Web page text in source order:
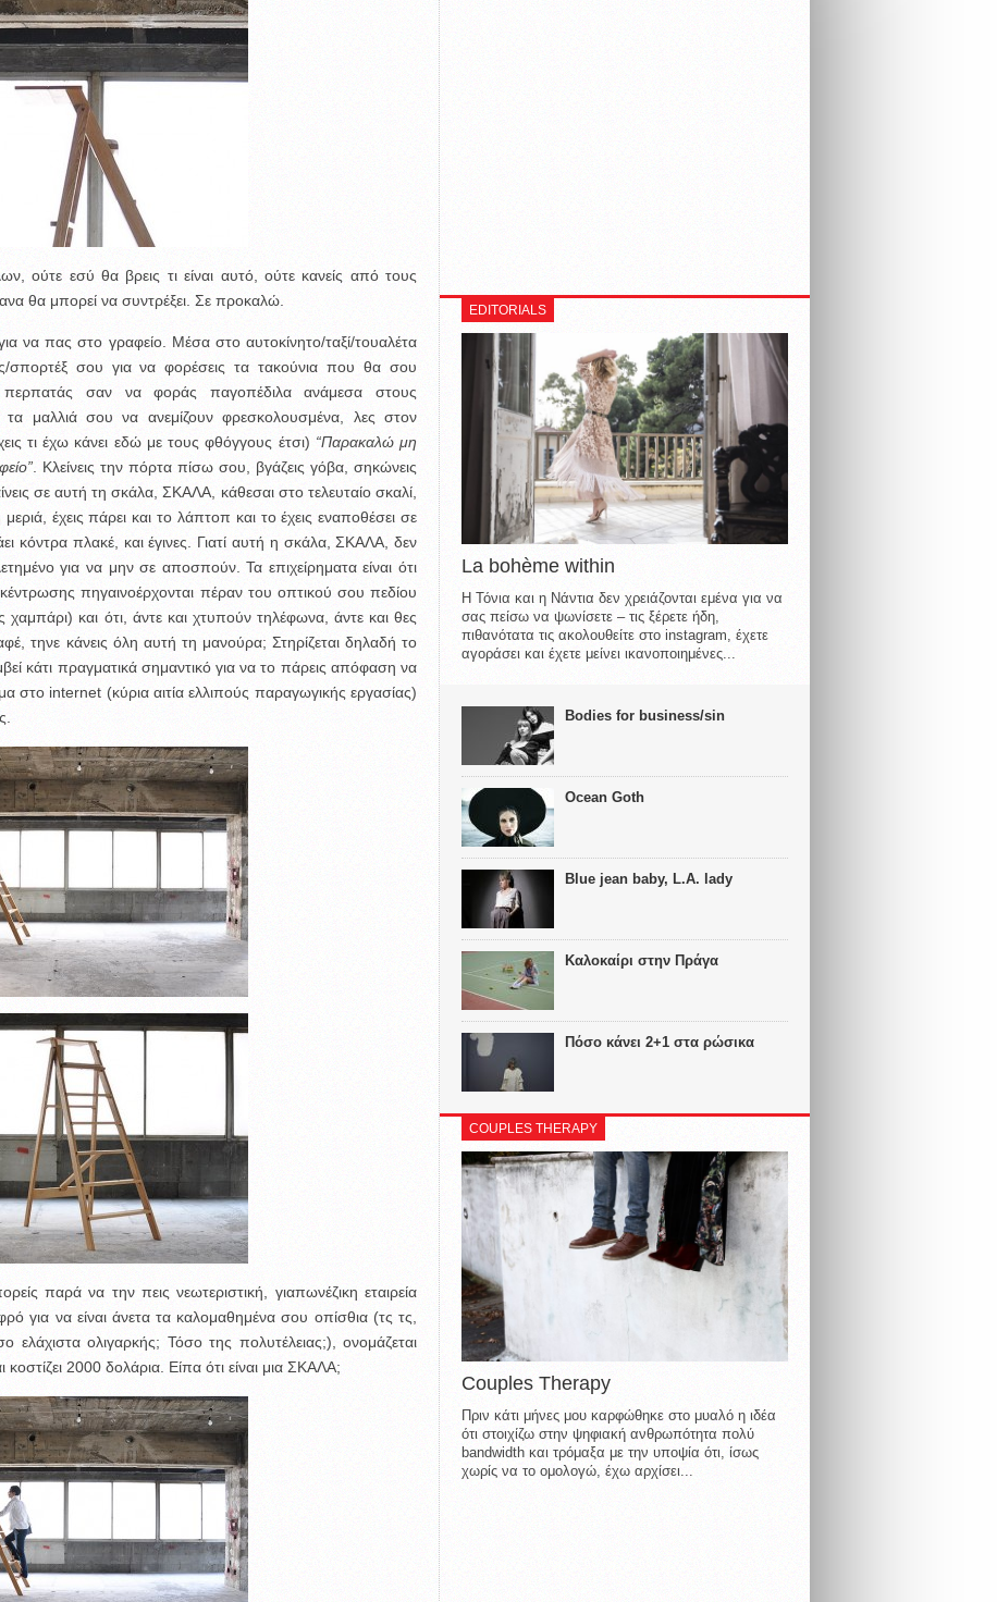
ούτε εσύ θα βρεις τι είναι αυτό, ούτε κανείς από τους
θα μπορεί να συντρέξει. Σε προκαλώ.
να πας στο γραφείο. Μέσα στο αυτοκίνητο/ταξί/τουαλέτα
σπορτέξ σου για να φορέσεις τα τακούνια που θα σου
σαν να φοράς παγοπέδιλα ανάμεσα στους
μαλλιά σου να ανεμίζουν φρεσκολουσμένα, λες στον
τι έχω κάνει εδώ με τους φθόγγους έτσι) “Παρακαλώ μη
. Κλείνεις την πόρτα πίσω σου, βγάζεις γόβα, σηκώνεις
σε αυτή τη σκάλα, ΣΚΑΛΑ, κάθεσαι στο τελευταίο σκαλί,
έχεις πάρει και το λάπτοπ και το έχεις εναποθέσει σε
κόντρα πλακέ, και έγινες. Γιατί αυτή η σκάλα, ΣΚΑΛΑ, δεν
για να μην σε αποσπούν. Τα επιχείρηματα είναι ότι
πηγαινοέρχονται πέραν του οπτικού σου πεδίου
χαμπάρι) και ότι, άντε και χτυπούν τηλέφωνα, άντε και θες
τηνε κάνεις όλη αυτή τη μανούρα; Στηρίζεται δηλαδή το
κάτι πραγματικά σημαντικό για να το πάρεις απόφαση να
στο internet (κύρια αιτία ελλιπούς παραγωγικής εργασίας)
παρά να την πεις νεωτεριστική, γιαπωνέζικη εταιρεία
για να είναι άνετα τα καλομαθημένα σου οπίσθια (τς τς,
ελάχιστα ολιγαρκής; Τόσο της πολυτέλειας;), ονομάζεται
κοστίζει 2000 δολάρια. Είπα ότι είναι μια ΣΚΑΛΑ;
EDITORIALS
La bohème within
Η Τόνια και η Νάντια δεν χρειάζονται εμένα για να
σας πείσω να ψωνίσετε – τις ξέρετε ήδη,
πιθανότατα τις ακολουθείτε στο instagram, έχετε
αγοράσει και έχετε μείνει ικανοποιημένες...
Bodies for business/sin
Ocean Goth
Blue jean baby, L.A. lady
Καλοκαίρι στην Πράγα
Πόσο κάνει 2+1 στα ρώσικα
COUPLES THERAPY
Couples Therapy
Πριν κάτι μήνες μου καρφώθηκε στο μυαλό η ιδέα
ότι στοιχίζω στην ψηφιακή ανθρωπότητα πολύ
bandwidth και τρόμαξα με την υποψία ότι, ίσως
χωρίς να το ομολογώ, έχω αρχίσει...